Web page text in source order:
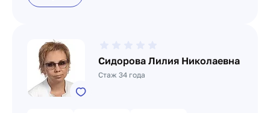
Сидорова Лилия Николаевна
Стаж 34 года